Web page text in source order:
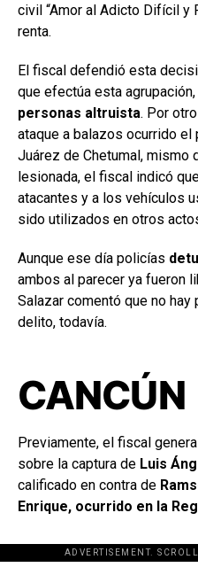
civil “Amor al Adicto Difícil y
renta.
El fiscal defendió esta
que efectúa esta
personas altruista. Por
ataque a balazos ocurrido
Juárez de Chetumal, mismo
lesionada, el fiscal indicó
atacantes y a los vehículos
sido utilizados en otros
Aunque ese día policías
ambos al parecer ya fueron
Salazar comentó que no
delito, todavía.
CANCÚN
Previamente, el fiscal
sobre la captura de Luis
calificado en contra de
Enrique, ocurrido en la
ADVERTISEMENT.
[adsforwp